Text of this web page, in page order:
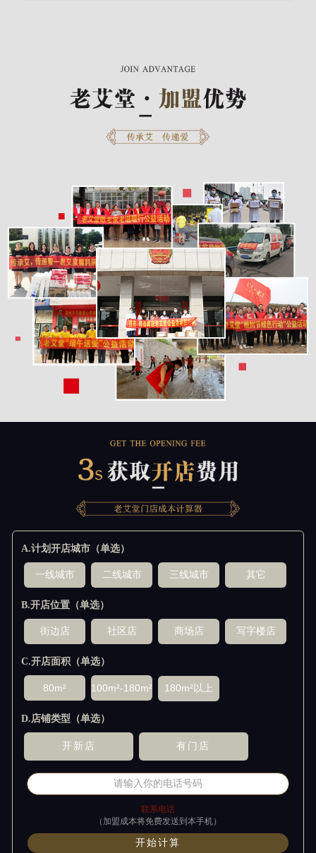
A.计划开店城市（单选）
B.开店位置（单选）
C.开店面积（单选）
D.店铺类型（单选）
联系电话
（加盟成本将免费发送到本手机）